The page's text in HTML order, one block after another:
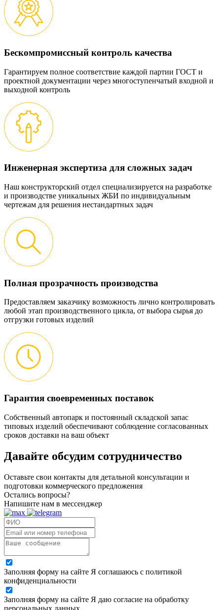
Бескомпромиссный контроль качества
Гарантируем полное соответствие каждой партии ГОСТ и
проектной документации через многоступенчатый входной и
выходной контроль
Инженерная экспертиза для сложных задач
Наш конструкторский отдел специализируется на разработке
и производстве уникальных ЖБИ по индивидуальным
чертежам для решения нестандартных задач
Полная прозрачность производства
Предоставляем заказчику возможность лично контролировать
любой этап производственного цикла, от выбора сырья до
отгрузки готовых изделий
Гарантия своевременных поставок
Собственный автопарк и постоянный складской запас
типовых изделий обеспечивают соблюдение согласованных
сроков доставки на ваш объект
Давайте обсудим сотрудничество
Оставьте свои контакты для детальной консультации и
подготовки коммерческого предложения
Остались вопросы?
Напишите нам в мессенджер
Заполняя форму на сайте Я соглашаюсь с политикой
конфиденциальности
Заполняя форму на сайте Я даю согласие на обработку
персональных данных.